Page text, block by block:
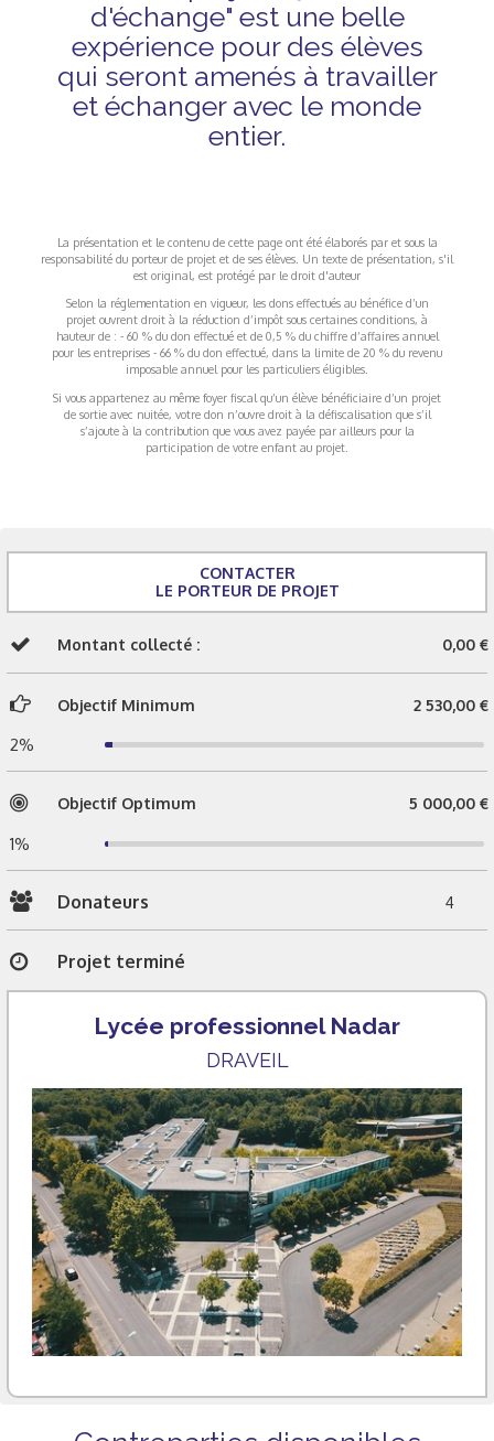
d'échange" est une belle
expérience pour des élèves
qui seront amenés à travailler
et échanger avec le monde
entier.
La présentation et le contenu de cette page ont été élaborés par et sous la
responsabilité du porteur de projet et de ses élèves. Un texte de présentation, s'il
est original, est protégé par le droit d'auteur
Selon la réglementation en vigueur, les dons effectués au bénéfice d’un
projet ouvrent droit à la réduction d’impôt sous certaines conditions, à
hauteur de : - 60 % du don effectué et de 0,5 % du chiffre d’affaires annuel
pour les entreprises - 66 % du don effectué, dans la limite de 20 % du revenu
imposable annuel pour les particuliers éligibles.
Si vous appartenez au même foyer fiscal qu’un élève bénéficiaire d’un projet
de sortie avec nuitée, votre don n’ouvre droit à la défiscalisation que s’il
s’ajoute à la contribution que vous avez payée par ailleurs pour la
participation de votre enfant au projet.
CONTACTER
LE PORTEUR DE PROJET
Montant collecté : 0,00 €
Objectif Minimum 2 530,00 €
2%
Objectif Optimum 5 000,00 €
1%
Donateurs 4
Projet terminé
Lycée professionnel Nadar
DRAVEIL